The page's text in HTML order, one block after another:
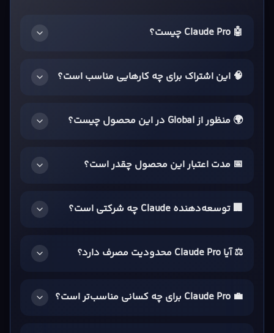
🤖 Claude Pro چیست؟
🧠 این اشتراک برای چه کارهایی مناسب است؟
🌍 منظور از Global در این محصول چیست؟
📅 مدت اعتبار این محصول چقدر است؟
🏢 توسعه‌دهنده Claude چه شرکتی است؟
⚖️ آیا Claude Pro محدودیت مصرف دارد؟
💼 Claude Pro برای چه کسانی مناسب‌تر است؟